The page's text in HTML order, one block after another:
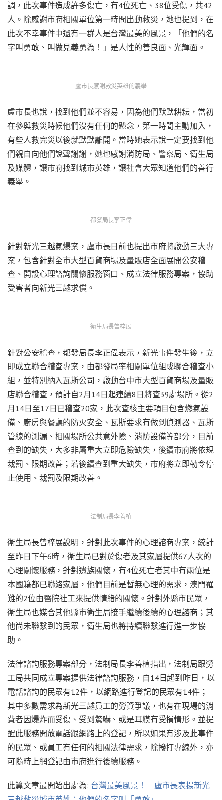
調，此次事件造成許多傷亡，有4位死亡、38位受傷，共42
人。除感謝市府相關單位第一時間出動救災，她也提到，在
此次不幸事件中還有一群人是台灣最美的風景，「他們的名
字叫勇敢、叫做見義勇為！」是人性的善良面、光輝面。
盧市長感謝救災英雄的義舉
盧市長也說，找到他們並不容易，因為他們默默耕耘，當初
在參與救災時候他們沒有任何的懸念，第一時間主動加入，
有些人救完災以後就默默離開。當時她表示說一定要找到他
們親自向他們說聲謝謝，她也感謝消防局、警察局、衛生局
及媒體，讓市府找到城市英雄，讓社會大眾知道他們的善行
義舉。
都發局長李正偉
針對新光三越氣爆案，盧市長日前也提出市府將啟動三大專
案，包含針對全市大型百貨商場及量販店全面展開公安稽
查、開設心理諮詢關懷服務窗口、成立法律服務專案，協助
受害者向新光三越求償。
衛生局長曾梓展
針對公安稽查，都發局長李正偉表示，新光事件發生後，立
即成立聯合稽查專案，由都發局率相關單位組成聯合稽查小
組，並特別納入瓦斯公司，啟動台中市大型百貨商場及量販
店聯合稽查，預計自2月14日起連續8日將查39處場所。從2
月14日至17日已稽查20家，此次查核主要項目包含燃氣設
備、廚房與餐廳的防火安全、瓦斯要求有做到偵測器、瓦斯
管線的測漏、相關場所公共意外險、消防設備等部分，目前
查到的缺失，大多非屬重大立即危險缺失，後續市府將依規
裁罰、限期改善；若後續查到重大缺失，市府將立即勒令停
止使用、裁罰及限期改善。
法制局長李善植
衛生局長曾梓展說明，針對此次事件的心理諮商專案，統計
至昨日下午6時，衛生局已對於傷者及其家屬提供67人次的
心理關懷服務，針對遺族關懷，有4位死亡者其中有兩位是
本國籍都已聯絡家屬，他們目前是暫無心理的需求，澳門罹
難的2位由醫院社工來提供情緒的關懷。針對外縣市民眾，
衛生局也媒合其他縣市衛生局接手繼續後續的心理諮商；其
他尚未聯繫到的民眾，衛生局也將持續聯繫進行進一步協
助。
法律諮詢服務專案部分，法制局長李善植指出，法制局跟勞
工局共同成立專案提供法律諮詢服務，自14日起到昨日，以
電話諮詢的民眾有12件，以網路進行登記的民眾有14件；
其中多數需求為新光三越員工的勞資爭議，也有在現場的消
費者因爆炸而受傷、受到驚嚇、或是耳膜有受損情形。並提
醒此服務開放電話跟網路上的登記，所以如果有涉及此事件
的民眾、或員工有任何的相關法律需求，除撥打專線外，亦
可隨時上網登記由市府進行後續服務。
此篇文章最開始出處為: 台灣最美風景！ 盧市長表揚新光